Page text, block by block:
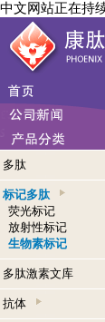
中文网站正在持
多肽
标记多肽
荧光标记
放射性标记
生物素标记
多肽激素文库
抗体